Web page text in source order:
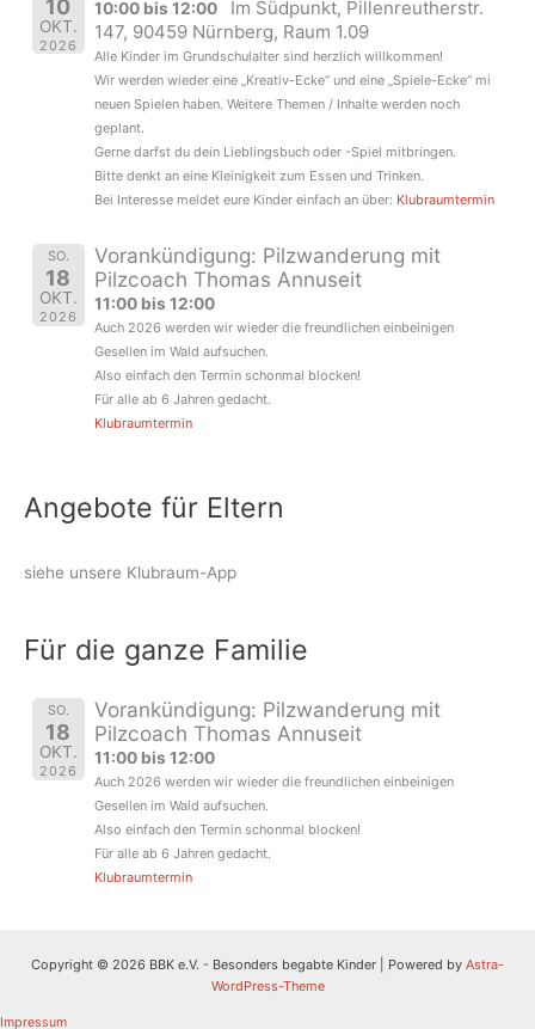
10
OKT.
2026
10:00 bis 12:00
Im Südpunkt, Pillenreutherstr.
147, 90459 Nürnberg, Raum 1.09
Alle Kinder im Grundschulalter sind herzlich willkommen!
Wir werden wieder eine „Kreativ-Ecke“ und eine „Spiele-Ecke“ mi
neuen Spielen haben. Weitere Themen / Inhalte werden noch
geplant.
Gerne darfst du dein Lieblingsbuch oder -Spiel mitbringen.
Bitte denkt an eine Kleinigkeit zum Essen und Trinken.
Bei Interesse meldet eure Kinder einfach an über: Klubraumtermin
SO.
18
OKT.
2026
Vorankündigung: Pilzwanderung mit
Pilzcoach Thomas Annuseit
11:00 bis 12:00
Auch 2026 werden wir wieder die freundlichen einbeinigen
Gesellen im Wald aufsuchen.
Also einfach den Termin schonmal blocken!
Für alle ab 6 Jahren gedacht.
Klubraumtermin
Angebote für Eltern
siehe unsere Klubraum-App
Für die ganze Familie
SO.
18
OKT.
2026
Vorankündigung: Pilzwanderung mit
Pilzcoach Thomas Annuseit
11:00 bis 12:00
Auch 2026 werden wir wieder die freundlichen einbeinigen
Gesellen im Wald aufsuchen.
Also einfach den Termin schonmal blocken!
Für alle ab 6 Jahren gedacht.
Klubraumtermin
Copyright © 2026 BBK e.V. - Besonders begabte Kinder | Powered by Astra-
WordPress-Theme
Impressum